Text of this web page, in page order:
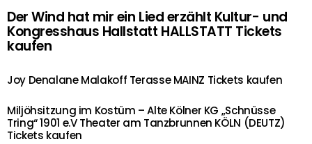
Der Wind hat mir ein Lied erzählt Kultur- und
Kongresshaus Hallstatt HALLSTATT Tickets
kaufen
Joy Denalane Malakoff Terasse MAINZ Tickets kaufen
Miljöhsitzung im Kostüm – Alte Kölner KG „Schnüsse
Tring“ 1901 e.V Theater am Tanzbrunnen KÖLN (DEUTZ)
Tickets kaufen